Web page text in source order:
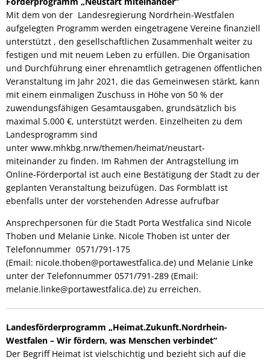
Mit dem von der Landesregierung Nordrhein-Westfalen
aufgelegten Programm werden eingetragene Vereine finanziell
unterstützt , den gesellschaftlichen Zusammenhalt weiter zu
festigen und mit neuem Leben zu erfüllen. Die Organisation
und Durchführung einer ehrenamtlich getragenen öffentlichen
Veranstaltung im Jahr 2021, die das Gemeinwesen stärkt, kann
mit einem einmaligen Zuschuss in Höhe von 50 % der
zuwendungsfähigen Gesamtausgaben, grundsätzlich bis
maximal 5.000 €, unterstützt werden. Einzelheiten zu dem
Landesprogramm sind
unter www.mhkbg.nrw/themen/heimat/neustart-
miteinander zu finden. Im Rahmen der Antragstellung im
Online-Förderportal ist auch eine Bestätigung der Stadt zu der
geplanten Veranstaltung beizufügen. Das Formblatt ist
ebenfalls unter der vorstehenden Adresse aufrufbar
Ansprechpersonen für die Stadt Porta Westfalica sind Nicole
Thoben und Melanie Linke. Nicole Thoben ist unter der
Telefonnummer 0571/791-175
(Email: nicole.thoben@portawestfalica.de) und Melanie Linke
unter der Telefonnummer 0571/791-289 (Email:
melanie.linke@portawestfalica.de) zu erreichen.
Landesförderprogramm „Heimat.Zukunft.Nordrhein-
Westfalen – Wir fördern, was Menschen verbindet“
Der Begriff Heimat ist vielschichtig und bezieht sich auf die